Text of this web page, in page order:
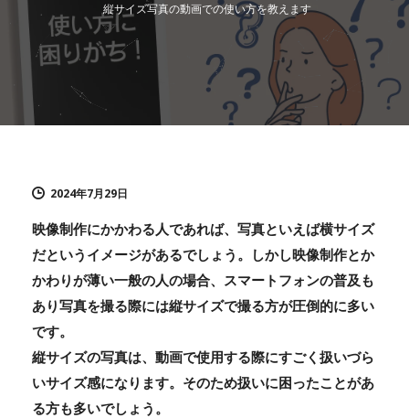
縦サイズ写真の動画での使い方を教えます
2024年7月29日
映像制作にかかわる人であれば、写真といえば横サイズ
だというイメージがあるでしょう。しかし映像制作とか
かわりが薄い一般の人の場合、スマートフォンの普及も
あり写真を撮る際には縦サイズで撮る方が圧倒的に多い
です。
縦サイズの写真は、動画で使用する際にすごく扱いづら
いサイズ感になります。そのため扱いに困ったことがあ
る方も多いでしょう。